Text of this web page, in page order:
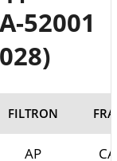
52001
FILTRON
AP